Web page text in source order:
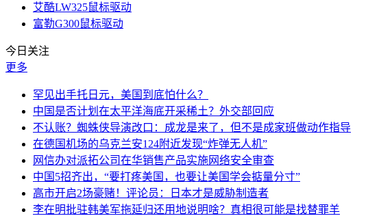
艾酷LW325鼠标驱动
富勒G300鼠标驱动
今日关注
更多
罕见出手托日元，美国到底怕什么？
中国是否计划在太平洋海底开采稀土？外交部回应
不认账？蜘蛛侠导演改口：成龙是来了，但不是成家班做动作指导
在德国机场的乌克兰安124附近发现“炸弹无人机”
网信办对派拓公司在华销售产品实施网络安全审查
中国5招齐出，“要打疼美国，也要让美国学会掂量分寸”
高市开启2场豪赌！评论员：日本才是威胁制造者
李在明批驻韩美军拖延归还用地说明啥？真相很可能是找替罪羊